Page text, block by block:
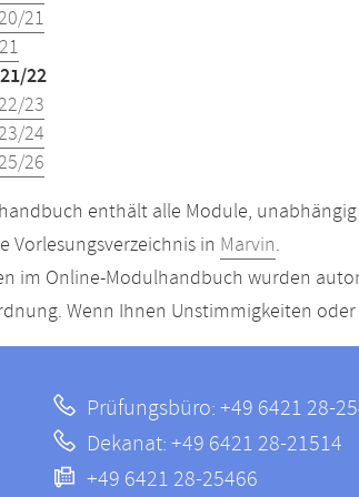
21
22
23
24
26
enthält alle Module,
Vorlesungsverzeichnis in Marvin.
im Online-Modulhandbuch wurden
Wenn Ihnen Unstimmigkeiten
Prüfungsbüro: +49 6421 28-
Dekanat: +49 6421 28-21514
+49 6421 28-25466